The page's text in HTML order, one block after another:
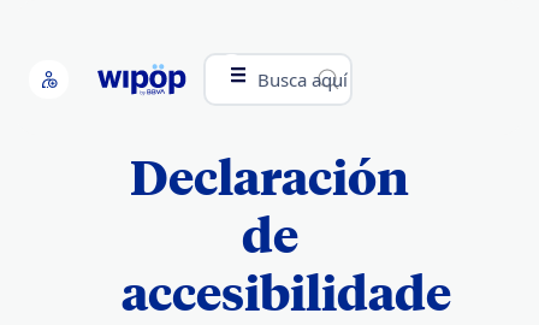
Busca aquí
Declaración
de
accesibilidade